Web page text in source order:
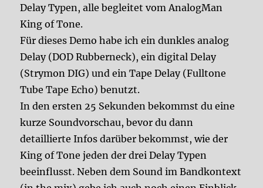
Delay Typen, alle begleitet vom AnalogMan
King of Tone.
Für dieses Demo habe ich ein dunkles analog
Delay (DOD Rubberneck), ein digital Delay
(Strymon DIG) und ein Tape Delay (Fulltone
Tube Tape Echo) benutzt.
In den ersten 25 Sekunden bekommst du eine
kurze Soundvorschau, bevor du dann
detaillierte Infos darüber bekommst, wie der
King of Tone jeden der drei Delay Typen
beeinflusst. Neben dem Sound im Bandkontext